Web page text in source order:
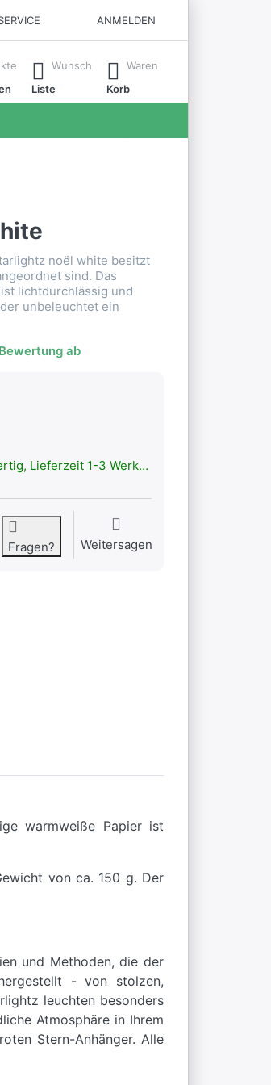
ANMELDEN
Drücken Sie die Eingabetaste, um
Wunsch
Liste
Waren
Korb
noël white besitzt
sind. Das
lichtdurchlässig und
unbeleuchtet ein
ab
Lieferzeit 1-3 Werktage.
Fragen? Weitersagen
warmweiße Papier ist
von ca. 150 g. Der
und Methoden, die der
- von stolzen,
leuchten besonders
Atmosphäre in Ihrem
Stern-Anhänger. Alle